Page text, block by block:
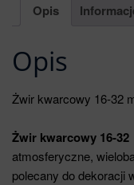
Opis
Opis
Żwir kwarcowy 16-32
Żwir kwarcowy 16-
atmosferyczne,
polecany do dekoracji